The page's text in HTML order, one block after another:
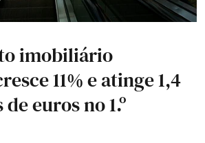
imobiliário
11% e atinge 1,4
euros no 1.º